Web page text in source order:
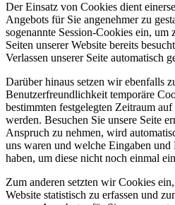
Der Einsatz von Cookies dient
Angebots für Sie angenehmer zu
sogenannte Session-Cookies ein, um
Seiten unserer Website bereits
Verlassen unserer Seite automatisch
Darüber hinaus setzen wir ebenfalls
Benutzerfreundlichkeit temporäre
bestimmten festgelegten Zeitraum
werden. Besuchen Sie unsere Seite
Anspruch zu nehmen, wird
uns waren und welche Eingaben und
haben, um diese nicht noch einmal
Zum anderen setzten wir Cookies
Website statistisch zu erfassen und